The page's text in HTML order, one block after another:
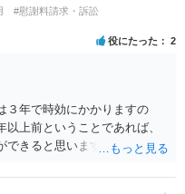
#慰謝料請求・訴訟
役にたった 2
３年で時効にかかりますの
上前ということであれば、
できると思います。 そのた